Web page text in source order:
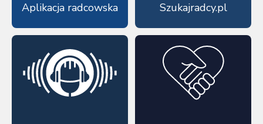
Aplikacja radcowska Szukajradcy.pl